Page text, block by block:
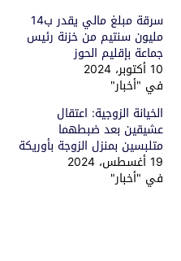
سرقة مبلغ مالي يقدر ب14
مليون سنتيم من خزنة رئيس
جماعة بإقليم الحوز
10 أكتوبر، 2024
في "أخبار"
الخيانة الزوجية: اعتقال
عشيقين بعد ضبطهما
متلبسين بمنزل الزوجة بأوريكة
19 أغسطس، 2024
في "أخبار"